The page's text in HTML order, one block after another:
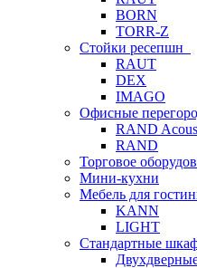
BORN
TORR-Z
Стойки ресепшн
RAUT
DEX
IMAGO
Офисные
RAND
RAND
Торговое
Мини-кухни
Мебель для
KANN
LIGHT
Стандартные